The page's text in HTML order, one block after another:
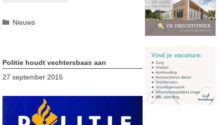
Categorieën
Nieuws
Politie houdt vechtersbaas aan
27 september 2015